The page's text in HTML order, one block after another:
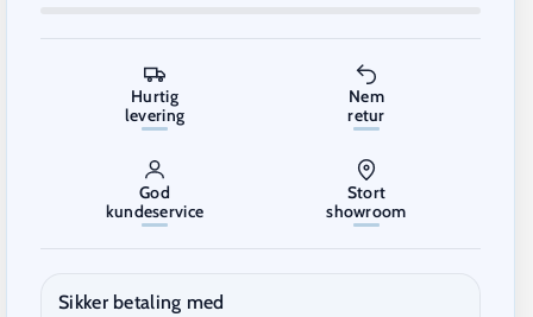
Mystic
Mystic
1kg
Hurtig
levering
Nem
retur
God
kundeservice
Stort
showroom
Sikker betaling med